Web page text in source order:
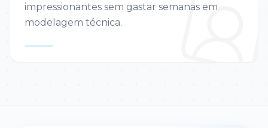
impressionantes sem gastar semanas em
modelagem técnica.